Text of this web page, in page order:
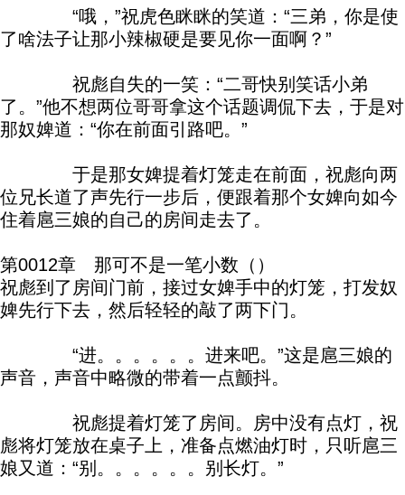
“哦，”祝虎色眯眯的笑道：“三弟，你是使
了啥法子让那小辣椒硬是要见你一面啊？”
祝彪自失的一笑：“二哥快别笑话小弟
了。”他不想两位哥哥拿这个话题调侃下去，于是对
那奴婢道：“你在前面引路吧。”
于是那女婢提着灯笼走在前面，祝彪向两
位兄长道了声先行一步后，便跟着那个女婢向如今
住着扈三娘的自己的房间走去了。
第0012章 那可不是一笔小数（）
祝彪到了房间门前，接过女婢手中的灯笼，打发奴
婢先行下去，然后轻轻的敲了两下门。
“进。。。。。。进来吧。”这是扈三娘的
声音，声音中略微的带着一点颤抖。
祝彪提着灯笼了房间。房中没有点灯，祝
彪将灯笼放在桌子上，准备点燃油灯时，只听扈三
娘又道：“别。。。。。。别长灯。”